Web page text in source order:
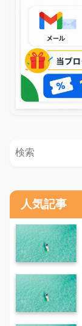
人気記事